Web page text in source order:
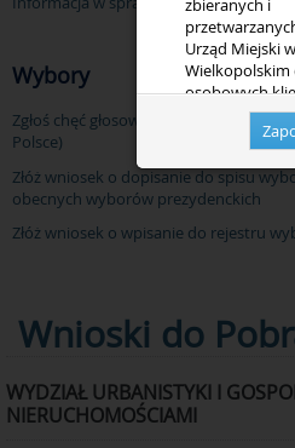
Urząd Miejski
Wielkopolskim
osobowych
Burmistrz
Urzędu
Grodzisku
Stary Rynek 1,
065 Grodzisk
tel. 61 445 30
Wielkopolskim
Agnieszka
Dane osobowe
zbierane i
Wybory
Zgłoś chęć głosowania
Polsce)
Złóż wniosek o dopisanie do spisu
obecnych wyborów prezydenckich
Złóż wniosek o wpisanie do rejestru
Wnioski do
WYDZIAŁ URBANISTYKI I
NIERUCHOMOŚCIAMI